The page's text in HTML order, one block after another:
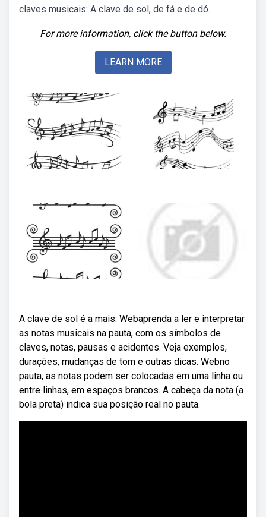
claves musicais: A clave de sol, de fá e de dó.
For more information, click the button below.
LEARN MORE
A clave de sol é a mais. Webaprenda a ler e interpretar
as notas musicais na pauta, com os símbolos de
claves, notas, pausas e acidentes. Veja exemplos,
durações, mudanças de tom e outras dicas. Webno
pauta, as notas podem ser colocadas em uma linha ou
entre linhas, em espaços brancos. A cabeça da nota (a
bola preta) indica sua posição real no pauta.